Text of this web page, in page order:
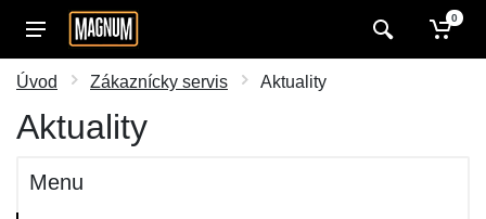
0
Úvod Zákaznícky servis Aktuality
Aktuality
Menu